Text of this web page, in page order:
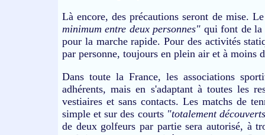
Là encore, des précautions seront de mise.
minimum entre deux personnes" qui font de la
pour la marche rapide. Pour des activités
par personne, toujours en plein air et à moins
Dans toute la France, les associations
adhérents, mais en s'adaptant à toutes les
vestiaires et sans contacts. Les matchs de
simple et sur des courts "totalement
de deux golfeurs par partie sera autorisé, à